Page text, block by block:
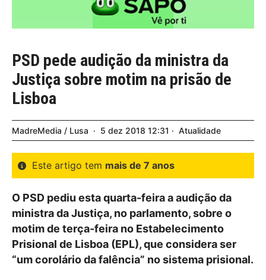
PSD pede audição da ministra da
Justiça sobre motim na prisão de
Lisboa
MadreMedia / Lusa 5 dez 2018 12:31 Atualidade
Este artigo tem mais de 7 anos
O PSD pediu esta quarta-feira a audição da
ministra da Justiça, no parlamento, sobre o
motim de terça-feira no Estabelecimento
Prisional de Lisboa (EPL), que considera ser
“um corolário da falência” no sistema prisional.